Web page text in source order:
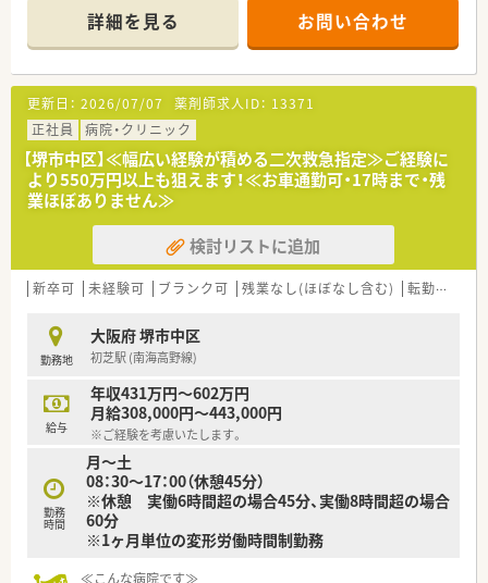
■院内調剤のため外来対応と病院業務どちらも経験を積める環
境です。
■院内保育もあるため子育て中のママさん薬剤師さんでも安心
してお預けできます。
■女子寮も完備しており、遠方の方でもご勤務いただくことがで
きます。
■最新の医療機器を導入し地域医療に貢献しています。
■2015年に新築移転いたしました。MRI、マルチスライスCT、3D
アンギオ、カラードップラーエコー、電子内視鏡等最新の医療機
器を導入しています。
■急性期疾患特に、脳卒中、外傷をターゲットとした治療と、生
活習慣病や消化器疾患の早期発見早期治療に力を入れていま
■2004年12月よりハイパーサーミア装置を導入し、ガンに対す
る温熱療法を実施しております。
≪業務内容≫
■病院での薬剤師業務全般
・調剤業務（入院・外来）
・薬剤情報管理
・服薬指導等
詳細を見る お問い合わせ
更新日： 2026/07/07 薬剤師求人ID： 13371
正社員
病院・クリニック
【堺市中区】≪幅広い経験が積める二次救急指定≫ご経験に
より550万円以上も狙えます！≪お車通勤可・17時まで・残
業ほぼありません≫
検討リストに追加
新卒可 未経験可 ブランク可 残業なし(ほぼなし含む) 転勤なし
勤務地
大阪府 堺市中区
初芝駅 (南海高野線)
給与
年収431万円～602万円
月給308,000円～443,000円
※ご経験を考慮いたします。
勤務
時間
月～土
08：30～17：00（休憩45分）
※休憩 実働6時間超の場合45分、実働8時間超の場合
60分
※1ヶ月単位の変形労働時間制勤務
≪こんな病院です≫